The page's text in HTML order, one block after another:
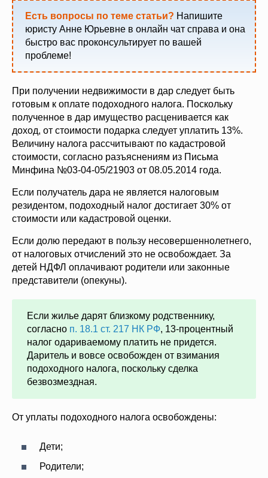
Есть вопросы по теме статьи? Напишите
юристу Анне Юрьевне в онлайн чат справа и она
быстро вас проконсультирует по вашей
проблеме!
При получении недвижимости в дар следует быть
готовым к оплате подоходного налога. Поскольку
полученное в дар имущество расценивается как
доход, от стоимости подарка следует уплатить 13%.
Величину налога рассчитывают по кадастровой
стоимости, согласно разъяснениям из Письма
Минфина №03-04-05/21903 от 08.05.2014 года.
Если получатель дара не является налоговым
резидентом, подоходный налог достигает 30% от
стоимости или кадастровой оценки.
Если долю передают в пользу несовершеннолетнего,
от налоговых отчислений это не освобождает. За
детей НДФЛ оплачивают родители или законные
представители (опекуны).
Если жилье дарят близкому родственнику,
согласно п. 18.1 ст. 217 НК РФ, 13-процентный
налог одариваемому платить не придется.
Даритель и вовсе освобожден от взимания
подоходного налога, поскольку сделка
безвозмездная.
От уплаты подоходного налога освобождены:
Дети;
Родители;